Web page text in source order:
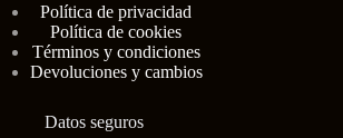
Política de privacidad
Política de cookies
Términos y condiciones
Devoluciones y cambios
Datos seguros